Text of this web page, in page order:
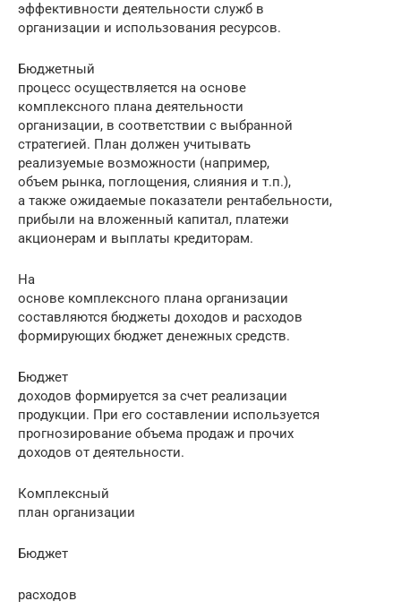
эффективности деятельности служб в
организации и использования ресурсов.
Бюджетный
процесс осуществляется на основе
комплексного плана деятельности
организации, в соответствии с выбранной
стратегией. План должен учитывать
реализуемые возможности (например,
объем рынка, поглощения, слияния и т.п.),
а также ожидаемые показатели рентабельности,
прибыли на вложенный капитал, платежи
акционерам и выплаты кредиторам.
На
основе комплексного плана организации
составляются бюджеты доходов и расходов
формирующих бюджет денежных средств.
Бюджет
доходов формируется за счет реализации
продукции. При его составлении используется
прогнозирование объема продаж и прочих
доходов от деятельности.
Комплексный
план организации
Бюджет
расходов